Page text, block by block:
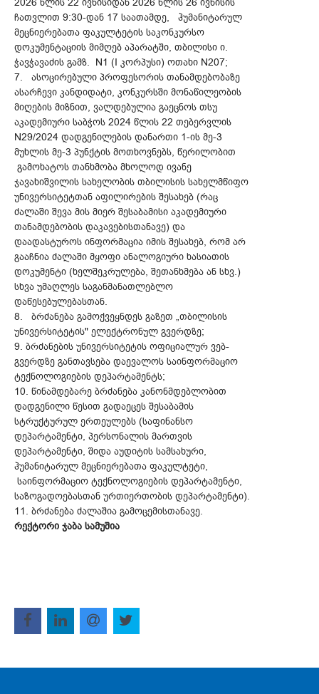
ჩათვლით 9:30-დან 17 საათამდე, ჰუმანიტარულ
მეცნიერებათა ფაკულტეტის საკონკურსო
დოკუმენტაციის მიმღებ აპარატში, თბილისი ი.
ჭავჭავაძის გამზ. N1 (I კორპუსი) ოთახი N207;
7. ასოცირებული პროფესორის თანამდებობაზე
ასარჩევი კანდიდატი, კონკურსში მონაწილეობის
მიღების მიზნით, ვალდებულია გაეცნოს თსუ
აკადემიური საბჭოს 2024 წლის 22 თებერვლის
N29/2024 დადგენილების დანართი 1-ის მე-3
მუხლის მე-3 პუნქტის მოთხოვნებს, წერილობით
გამოხატოს თანხმობა მხოლოდ ივანე
ჯავახიშვილის სახელობის თბილისის სახელმწიფო
უნივერსიტეტთან აფილირების შესახებ (რაც
ძალაში შევა მის მიერ შესაბამისი აკადემიური
თანამდებობის დაკავებისთანავე) და
დაადასტუროს ინფორმაცია იმის შესახებ, რომ არ
გააჩნია ძალაში მყოფი ანალოგიური ხასიათის
დოკუმენტი (ხელშეკრულება, შეთანხმება ან სხვ.)
სხვა უმაღლეს საგანმანათლებლო
დაწესებულებასთან.
8. ბრძანება გამოქვეყნდეს გაზეთ „თბილისის
უნივერსიტეტის" ელექტრონულ გვერდზე;
9. ბრძანების უნივერსიტეტის ოფიციალურ ვებ-
გვერდზე განთავსება დაევალოს საინფორმაციო
ტექნოლოგიების დეპარტამენტს;
10. წინამდებარე ბრძანება კანონმდებლობით
დადგენილი წესით გადაეცეს შესაბამის
სტრუქტურულ ერთეულებს (საფინანსო
დეპარტამენტი, პერსონალის მართვის
დეპარტამენტი, შიდა აუდიტის სამსახური,
ჰუმანიტარულ მეცნიერებათა ფაკულტეტი,
საინფორმაციო ტექნოლოგიების დეპარტამენტი,
საზოგადოებასთან ურთიერთობის დეპარტამენტი).
11. ბრძანება ძალაშია გამოცემისთანავე.
რექტორი ჯაბა სამუშია